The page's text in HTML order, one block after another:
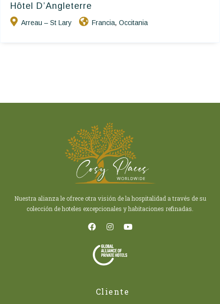
Hôtel D’Angleterre
Arreau – St Lary Francia, Occitania
Nuestra alianza le ofrece otra visión de la hospitalidad a través de su
colección de hoteles excepcionales y habitaciones refinadas.
Cliente